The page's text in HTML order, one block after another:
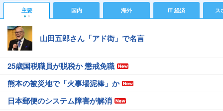
主要 国内 海外 IT 経済 ス
山田五郎さん「アド街」で名言
25歳国税職員が脱税か 懲戒免職
熊本の被災地で「火事場泥棒」か
日本郵便のシステム障害が解消